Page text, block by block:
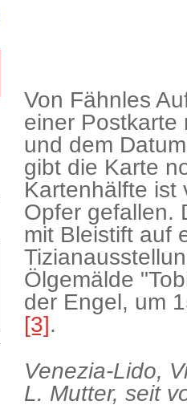
Von Fähnles
einer Postkarte
und dem
gibt die Karte
Kartenhälfte ist
Opfer gefallen.
mit Bleistift auf
Ölgemälde
der Engel, um
[3].
Venezia-Lido,
L. Mutter, seit